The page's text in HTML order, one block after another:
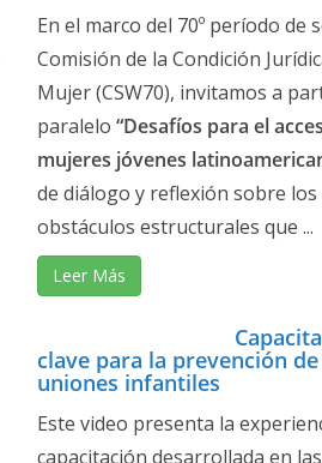
En el marco del 70º período de
Comisión de la Condición
Mujer (CSW70), invitamos a
paralelo “Desafíos para el
mujeres jóvenes
de diálogo y reflexión sobre
obstáculos estructurales que ...
Leer Más
clave para la prevención
uniones infantiles
Este video presenta la
capacitación desarrollada en